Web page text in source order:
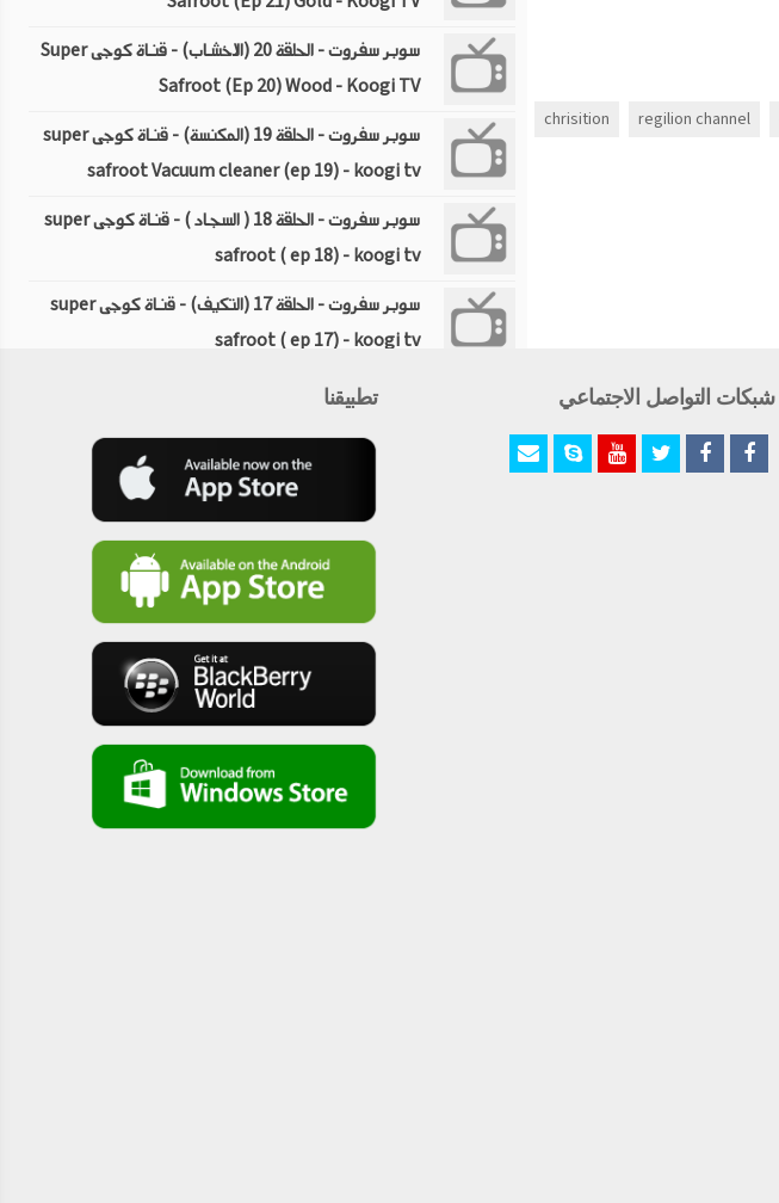
regilion channel
chrisition
سوبر سفروت - الحلقة 20 (الاخشاب) - قناة كوجى Super
Safroot (Ep 20) Wood - Koogi TV
سوبر سفروت - الحلقة 19 (المكنسة) - قناة كوجى super
safroot Vacuum cleaner (ep 19) - koogi tv
سوبر سفروت - الحلقة 18 ( السجاد ) - قناة كوجى super
safroot ( ep 18) - koogi tv
سوبر سفروت - الحلقة 17 (التكيف) - قناة كوجى super
safroot ( ep 17) - koogi tv
safroot ( ep 15 - koogi tv
safroot ( ep 14)soap - koogi tv
سوبر سفروت - الحلقة الخامسة (الملابس) - قناة كوجى
super safroot ( ep 13) clothes- koogi tv
سوبر سفروت - الحلقة الخامسة (الفخار) - قناة كوجى
super safroot ( ep 12) pottery- koogi tv
شبكات التواصل الاجتماعي تطبيقنا